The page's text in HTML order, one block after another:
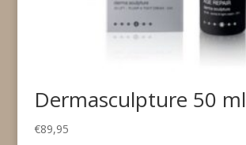
Dermasculpture 50 ml
€89,95